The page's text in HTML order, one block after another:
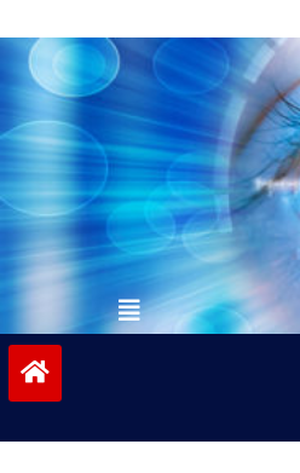
to
contentvinivida.lk